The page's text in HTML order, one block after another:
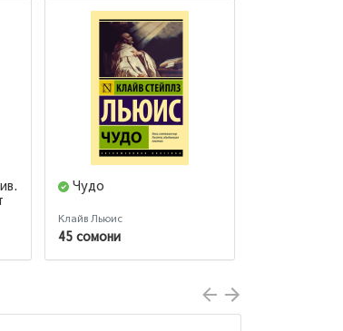
Чудо
Клайв Льюис
45 сомони